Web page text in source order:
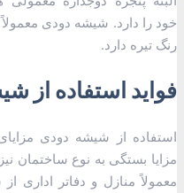
خود را دارد. شیشه دودی
رنگ تیره دارد.
فواید استفاده از
استفاده از شیشه دودی
مزایا بستگی به نوع ساختمان
معمولاً منازل و دفاتر اداری